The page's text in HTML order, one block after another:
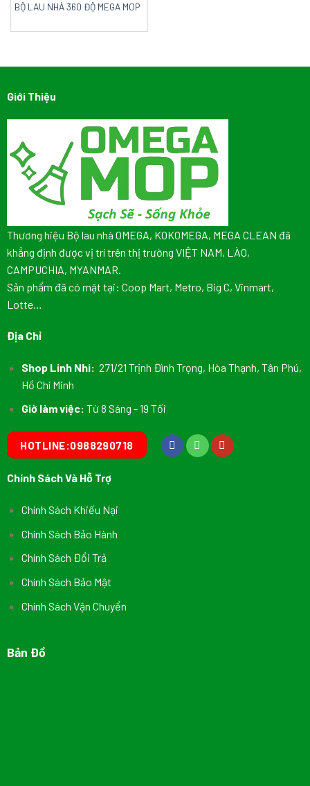
BỘ LAU NHÀ 360 ĐỘ MEGA MOP
Giới Thiệu
Thương hiệu Bộ lau nhà OMEGA, KOKOMEGA, MEGA CLEAN đã
khẳng định được vị trí trên thị trường VIỆT NAM, LÀO,
CAMPUCHIA, MYANMAR.
Sản phẩm đã có mặt tại: Coop Mart, Metro, Big C, Vinmart,
Lotte…
Địa Chỉ
Shop Linh Nhi: 271/21 Trịnh Đình Trọng, Hòa Thạnh, Tân Phú,
Hồ Chí Minh
Giờ làm việc: Từ 8 Sáng - 19 Tối
HOTLINE:0988290718
Chính Sách Và Hỗ Trợ
Chính Sách Khiếu Nại
Chính Sách Bảo Hành
Chính Sách Đổi Trả
Chính Sách Bảo Mật
Chính Sách Vận Chuyển
Bản Đồ